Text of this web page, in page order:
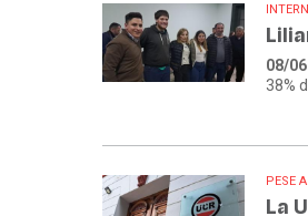
08/06
38%
PESE
La